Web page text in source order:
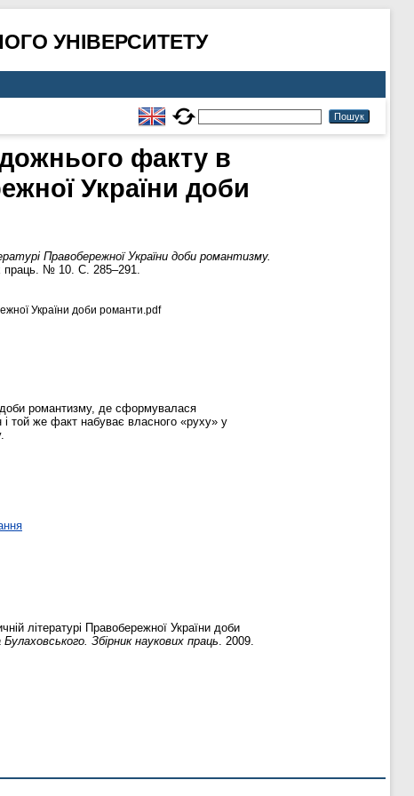
УНІВЕРСИТЕТУ
факту в
України доби
Правобережної України доби романтизму.
праць. № 10. С. 285–291.
України доби романти.pdf
доби романтизму, де сформувалася
і той же факт набуває власного «руху» у
літературі Правобережної України доби
Збірник наукових праць . 2009.